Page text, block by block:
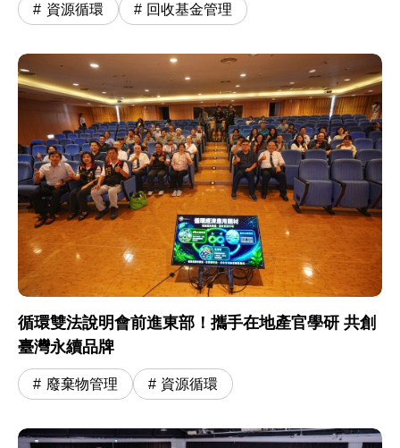
資源循環 回收基金管理
循環雙法說明會前進東部！攜手在地產官學研 共創
臺灣永續品牌
廢棄物管理 資源循環